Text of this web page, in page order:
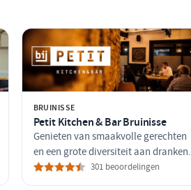
BRUINISSE
Petit Kitchen & Bar Bruinisse
Genieten van smaakvolle gerechten
en een grote diversiteit aan dranken.
301 beoordelingen